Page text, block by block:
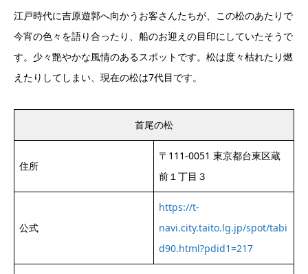
江戸時代に吉原遊郭へ向かうお客さんたちが、この松のあたりで
今宵の色々を語り合ったり、船のお迎えの目印にしていたそうで
す。少々艶やかな風情のあるスポットです。松は度々枯れたり燃
えたりしてしまい、現在の松は7代目です。
首尾の松
住所
〒111-0051 東京都台東区蔵
前１丁目３
公式
https://t-
navi.city.taito.lg.jp/spot/tabi
d90.html?pdid1=217